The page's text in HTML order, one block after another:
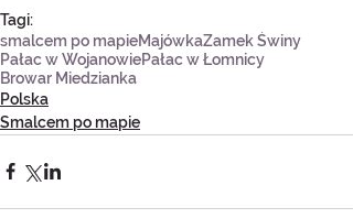
Tagi:
smalcem po mapieMajówkaZamek Świny
Pałac w WojanowiePałac w Łomnicy
Browar Miedzianka
Polska
Smalcem po mapie